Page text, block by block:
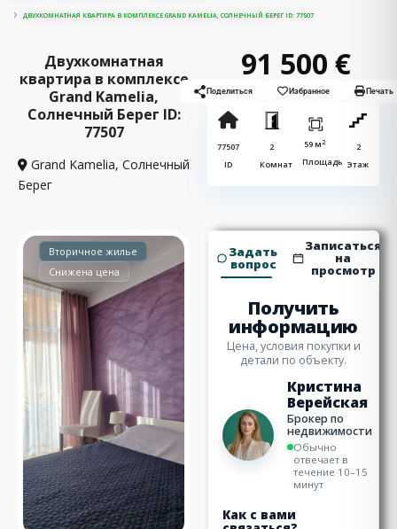
ДВУХКОМНАТНАЯ КВАРТИРА В КОМПЛЕКСЕ GRAND KAMELIA, СОЛНЕЧНЫЙ БЕРЕГ ID: 77507
Двухкомнатная
квартира в комплексе
Grand Kamelia,
Солнечный Берег ID:
77507
Grand Kamelia, Солнечный
Берег
91 500 €
Поделиться Избранное Печать
77507
ID
2
Комнат
59 м2
Площадь
2
Этаж
Вторичное жилье
Снижена цена
Задать
вопрос
Записаться
на
просмотр
Получить
информацию
Цена, условия покупки и
детали по объекту.
Кристина
Верейская
Брокер по
недвижимости
Обычно
отвечает в
течение 10–15
минут
Как с вами